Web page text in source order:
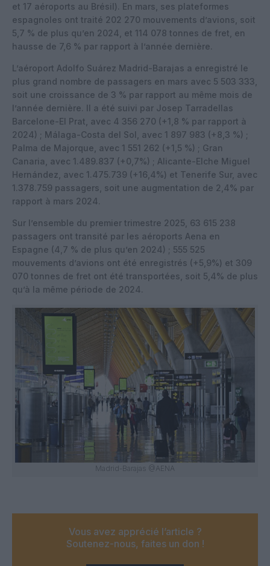
et 17 aéroports au Brésil). En mars, ses plateformes
espagnoles ont traité 202 270 mouvements d’avions, soit
5,7 % de plus qu’en 2024, et 114 078 tonnes de fret, en
hausse de 7,6 % par rapport à l’année dernière.
L’aéroport Adolfo Suárez Madrid-Barajas a enregistré le
plus grand nombre de passagers en mars avec 5 503 333,
soit une croissance de 3 % par rapport au même mois de
l’année dernière. Il a été suivi par Josep Tarradellas
Barcelone-El Prat, avec 4 356 270 (+1,8 % par rapport à
2024) ; Málaga-Costa del Sol, avec 1 897 983 (+8,3 %) ;
Palma de Majorque, avec 1 551 262 (+1,5 %) ; Gran
Canaria, avec 1.489.837 (+0,7%) ; Alicante-Elche Miguel
Hernández, avec 1.475.739 (+16,4%) et Tenerife Sur, avec
1.378.759 passagers, soit une augmentation de 2,4% par
rapport à mars 2024.
Sur l’ensemble du premier trimestre 2025, 63 615 238
passagers ont transité par les aéroports Aena en
Espagne (4,7 % de plus qu’en 2024) ; 555 525
mouvements d’avions ont été enregistrés (+5,9%) et 309
070 tonnes de fret ont été transportées, soit 5,4% de plus
qu’à la même période de 2024.
Madrid-Barajas @AENA
Vous avez apprécié l’article ?
Soutenez-nous, faites un don !